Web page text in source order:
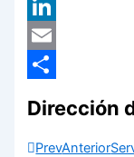
X
LinkedIn
Email
Dirección
PrevAnterior